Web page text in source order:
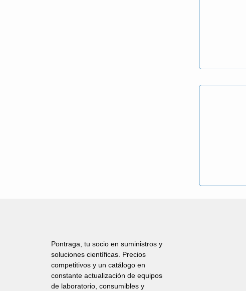
Pontraga, tu socio en suministros y
soluciones científicas. Precios
competitivos y un catálogo en
constante actualización de equipos
de laboratorio, consumibles y